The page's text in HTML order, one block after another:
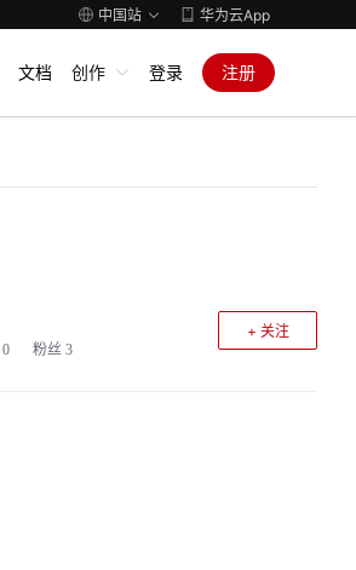
中国站 华为云App
文档 创作 登录 注册
0 粉丝 3
+ 关注